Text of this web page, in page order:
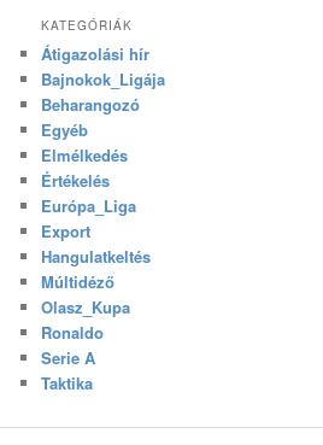
KATEGÓRIÁK
Átigazolási hír
Bajnokok_Ligája
Beharangozó
Egyéb
Elmélkedés
Értékelés
Európa_Liga
Export
Hangulatkeltés
Múltidéző
Olasz_Kupa
Ronaldo
Serie A
Taktika